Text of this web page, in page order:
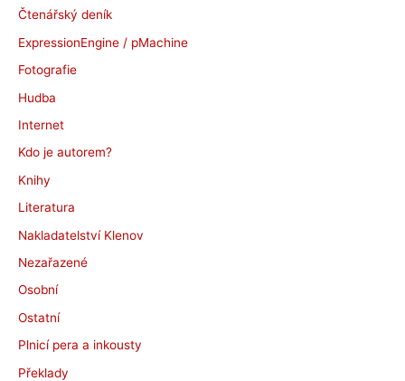
Čtenářský deník
ExpressionEngine / pMachine
Fotografie
Hudba
Internet
Kdo je autorem?
Knihy
Literatura
Nakladatelství Klenov
Nezařazené
Osobní
Ostatní
Plnicí pera a inkousty
Překlady